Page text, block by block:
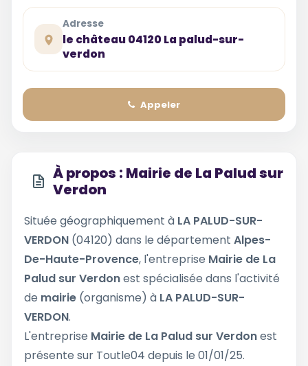
Adresse
le château 04120 La palud-sur-
verdon
Appeler
À propos : Mairie de La Palud sur
Verdon
Située géographiquement à LA PALUD-SUR-
VERDON (04120) dans le département Alpes-
De-Haute-Provence, l'entreprise Mairie de La
Palud sur Verdonest spécialisée dans l'activité
de mairie (organisme) à LA PALUD-SUR-
VERDON.
L'entreprise Mairie de La Palud sur Verdonest
présente sur Toutle04 depuis le 01/01/25.